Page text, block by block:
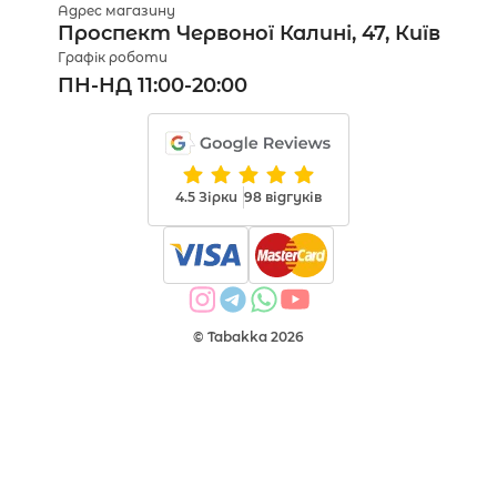
Адрес магазину
Проспект Червоної Калині, 47, Київ
Графік роботи
ПН-НД 11:00-20:00
4.5 Зірки 98 відгуків
© Tabakka 2026